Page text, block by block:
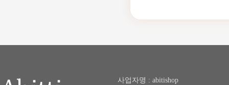
사업자명 : abitishop